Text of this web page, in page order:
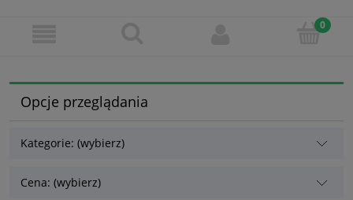
Opcje przeglądania
Kategorie: (wybierz)
Cena: (wybierz)